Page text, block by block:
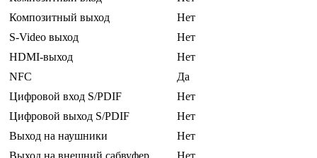
Композитный выход
Нет
S-Video выход
Нет
HDMI-выход
Нет
NFC
Да
Цифровой вход S/PDIF
Нет
Цифровой выход S/PDIF
Нет
Выход на наушники
Нет